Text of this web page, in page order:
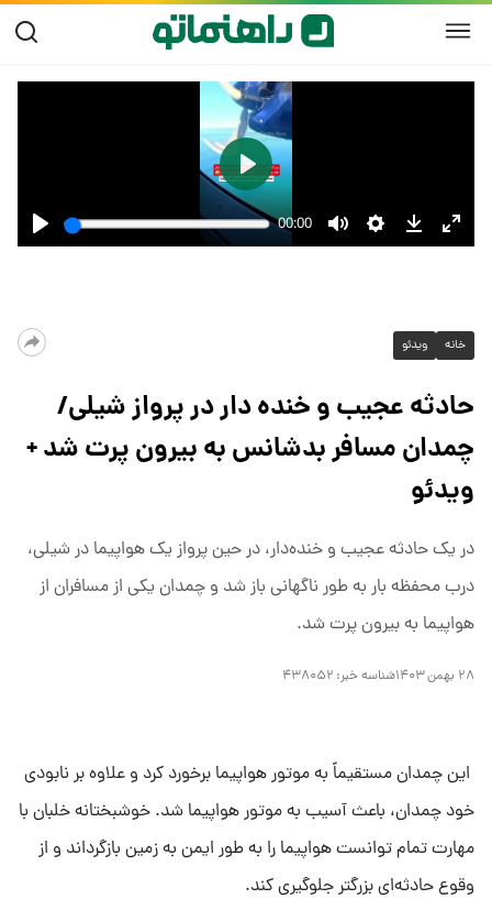
خانه ویدئو
حادثه عجیب و خنده دار در پرواز شیلی/
چمدان مسافر بدشانس به بیرون پرت شد +
ویدئو
در یک حادثه عجیب و خنده‌دار، در حین پرواز یک هواپیما در شیلی،
درب محفظه بار به طور ناگهانی باز شد و چمدان یکی از مسافران از
هواپیما به بیرون پرت شد.
۲۸ بهمن ۱۴۰۳ شناسه خبر: ۴۳۸۰۵۲
این چمدان مستقیماً به موتور هواپیما برخورد کرد و علاوه بر نابودی
خود چمدان، باعث آسیب به موتور هواپیما شد. خوشبختانه خلبان با
مهارت تمام توانست هواپیما را به طور ایمن به زمین بازگرداند و از
وقوع حادثه‌ای بزرگتر جلوگیری کند.